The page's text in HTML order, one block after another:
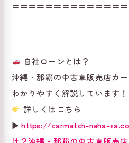
＝＝＝＝＝＝＝＝＝＝＝＝＝
自社ローンとは？
沖縄・那覇の中古車販売店カ
わかりやすく解説しています！
詳しくはこちら
▶https://carmatch-naha-